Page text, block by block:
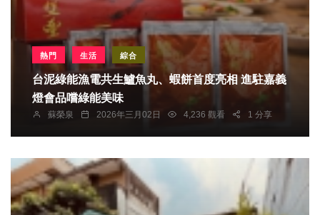
熱門 生活 綜合
台泥綠能漁電共生鱸魚丸、蝦餅首度亮相 進駐嘉義
燈會品嚐綠能美味
蘇榮泉 2026年三月02日 4,236 觀看 1 分享